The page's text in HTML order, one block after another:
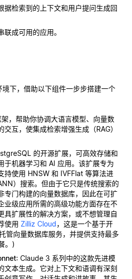
据检索到的上下文和用户提问生成回
成可用的应用。
下，借助以下组件一步步搭建一个
，帮助你协调大语言模型、向量数
互，使集成检索增强生成（RAG）
的开源扩展，可高效存储和
于机器学习和 AI 应用。该扩展专为
持使用 HNSW 和 IVFFlat 等算法进
）搜索。但由于它只是传统搜索的
专门构建的向量数据库，因此在可扩
业级应用所需的高级功能方面存在不
具扩展性的解决方案，或不想管理自
使用 Zilliz Cloud，这是一个基于开
管向量数据库服务，并提供支持最多
。)
: Claude 3 系列中的这款先进模
文本生成。它对上下文和语调有深刻